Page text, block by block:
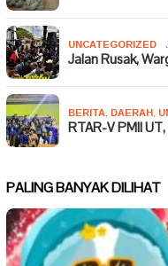
UNCATEGORIZED
Jalan Rusak,
BERITA DAERAH
RTAR-V PMII
PALING BANYAK DILIHAT